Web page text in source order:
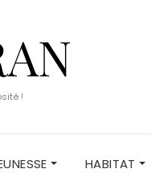
!
HABITAT